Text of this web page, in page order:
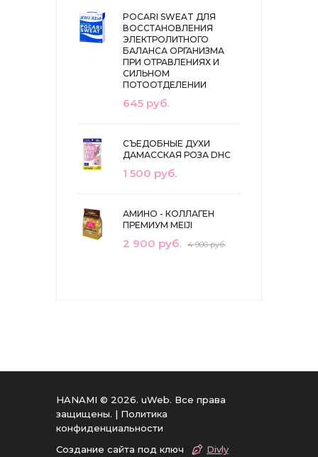
POCARI SWEAT ДЛЯ
ВОССТАНОВЛЕНИЯ
ЭЛЕКТРОЛИТНОГО
БАЛАНСА ОРГАНИЗМА
ПРИ ОТРАВЛЕНИЯХ И
СИЛЬНОМ
ПОТООТДЕЛЕНИИ
645 руб.
СЪЕДОБНЫЕ ДУХИ
ДАМАССКАЯ РОЗА DHC
1 500 руб.
АМИНО - КОЛЛАГЕН
ПРЕМИУМ MEIJI
2 900 руб. 4 900 руб.
HANAMI © 2026. uWeb. Все права
защищены. | Политика
конфиденциальности
Создание сайта под ключ
Divly